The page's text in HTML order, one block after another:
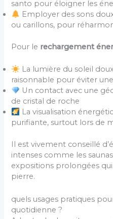
santo pour éloigner les
Employer des sons
ou carillons, pour
Pour le rechargement
La lumière du soleil
raisonnable pour éviter
Un contact avec une
de cristal de roche
La visualisation
purifiante, surtout lors de
Il est vivement conseillé
intenses comme les
expositions prolongées qui
pierre.
quels usages pratiques
quotidienne ?